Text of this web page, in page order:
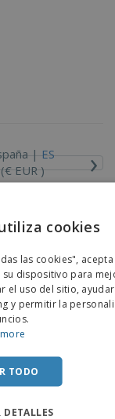
|ES
(€ EUR )
›
reservados
cookies
las cookies",
su dispositivo para
el uso del sitio,
y permitir la
TODO
DETALLES